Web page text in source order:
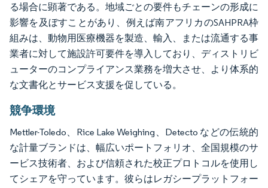
る場合に顕著である。地域ごとの要件もチェーンの形成に
影響を及ぼすことがあり、例えば南アフリカのSAHPRA枠
組みは、動物用医療機器を製造、輸入、または流通する事
業者に対して施設許可要件を導入しており、ディストリビ
ューターのコンプライアンス業務を増大させ、より体系的
な文書化とサービス支援を促している。
競争環境
Mettler-Toledo、Rice Lake Weighing、Detecto などの伝統的
な計量ブランドは、幅広いポートフォリオ、全国規模のサ
ービス技術者、および信頼された校正プロトコルを使用し
てシェアを守っています。彼らはレガシープラットフォー